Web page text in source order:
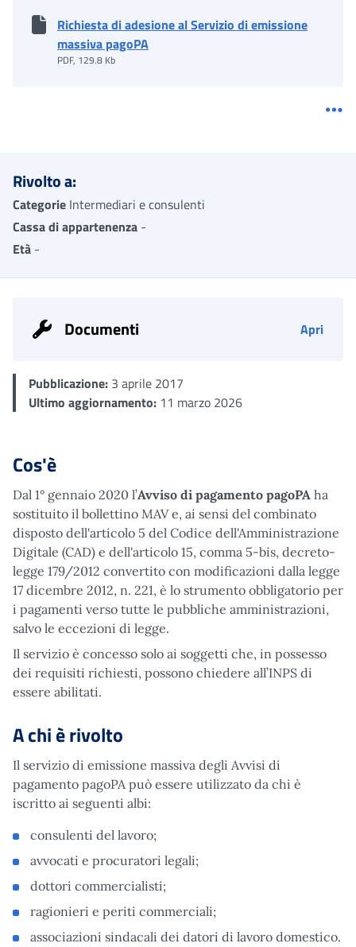
Richiesta di adesione al Servizio di emissione
massiva pagoPA
PDF, 129.8 Kb
Rivolto a:
Categorie Intermediari e consulenti
Cassa di appartenenza -
Età -
Pubblicazione: 3 aprile 2017
Ultimo aggiornamento: 11 marzo 2026
Cos'è
Dal 1° gennaio 2020 l’Avviso di pagamento pagoPA ha
sostituito il bollettino MAV e, ai sensi del combinato
disposto dell'articolo 5 del Codice dell'Amministrazione
Digitale (CAD) e dell'articolo 15, comma 5-bis, decreto-
legge 179/2012 convertito con modificazioni dalla legge
17 dicembre 2012, n. 221, è lo strumento obbligatorio per
i pagamenti verso tutte le pubbliche amministrazioni,
salvo le eccezioni di legge.
Il servizio è concesso solo ai soggetti che, in possesso
dei requisiti richiesti, possono chiedere all’INPS di
essere abilitati.
A chi è rivolto
Il servizio di emissione massiva degli Avvisi di
pagamento pagoPA può essere utilizzato da chi è
iscritto ai seguenti albi:
consulenti del lavoro;
avvocati e procuratori legali;
dottori commercialisti;
ragionieri e periti commerciali;
associazioni sindacali dei datori di lavoro domestico.
Documenti Apri